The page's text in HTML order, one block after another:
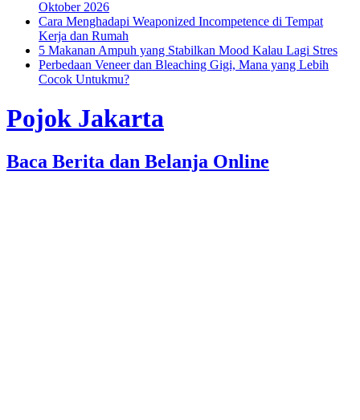
Oktober 2026
Cara Menghadapi Weaponized Incompetence di Tempat
Kerja dan Rumah
5 Makanan Ampuh yang Stabilkan Mood Kalau Lagi Stres
Perbedaan Veneer dan Bleaching Gigi, Mana yang Lebih
Cocok Untukmu?
Pojok Jakarta
Baca Berita dan Belanja Online